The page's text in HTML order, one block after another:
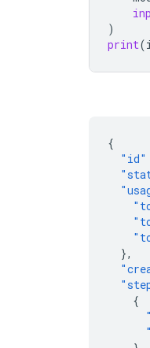
)
print(
{
"id"
},
{